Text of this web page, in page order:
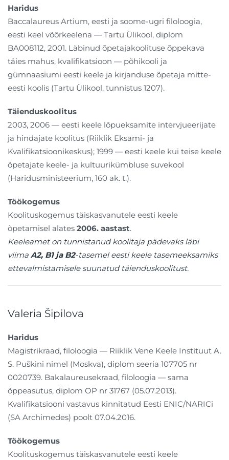
Haridus
Baccalaureus Artium, eesti ja soome-ugri filoloogia,
eesti keel võõrkeelena — Tartu Ülikool, diplom
BA008112, 2001. Läbinud õpetajakoolituse õppekava
täies mahus, kvalifikatsioon — põhikooli ja
gümnaasiumi eesti keele ja kirjanduse õpetaja mitte-
eesti koolis (Tartu Ülikool, tunnistus 1207).
Täienduskoolitus
2003, 2006 — eesti keele lõpueksamite intervjueerijate
ja hindajate koolitus (Riiklik Eksami- ja
Kvalifikatsioonikeskus); 1999 — eesti keele kui teise keele
õpetajate keele- ja kultuurikümbluse suvekool
(Haridusministeerium, 160 ak. t.).
Töökogemus
Koolituskogemus täiskasvanutele eesti keele
õpetamisel alates 2006. aastast.
Keeleamet on tunnistanud koolitaja pädevaks läbi
viima A2, B1 ja B2-tasemel eesti keele tasemeeksamiks
ettevalmistamisele suunatud täienduskoolitust.
Valeria Šipilova
Haridus
Magistrikraad, filoloogia — Riiklik Vene Keele Instituut A.
S. Puškini nimel (Moskva), diplom seeria 107705 nr
0020739. Bakalaureusekraad, filoloogia — sama
õppeasutus, diplom OP nr 31767 (05.07.2013).
Kvalifikatsiooni vastavus kinnitatud Eesti ENIC/NARICi
(SA Archimedes) poolt 07.04.2016.
Töökogemus
Koolituskogemus täiskasvanutele eesti keele